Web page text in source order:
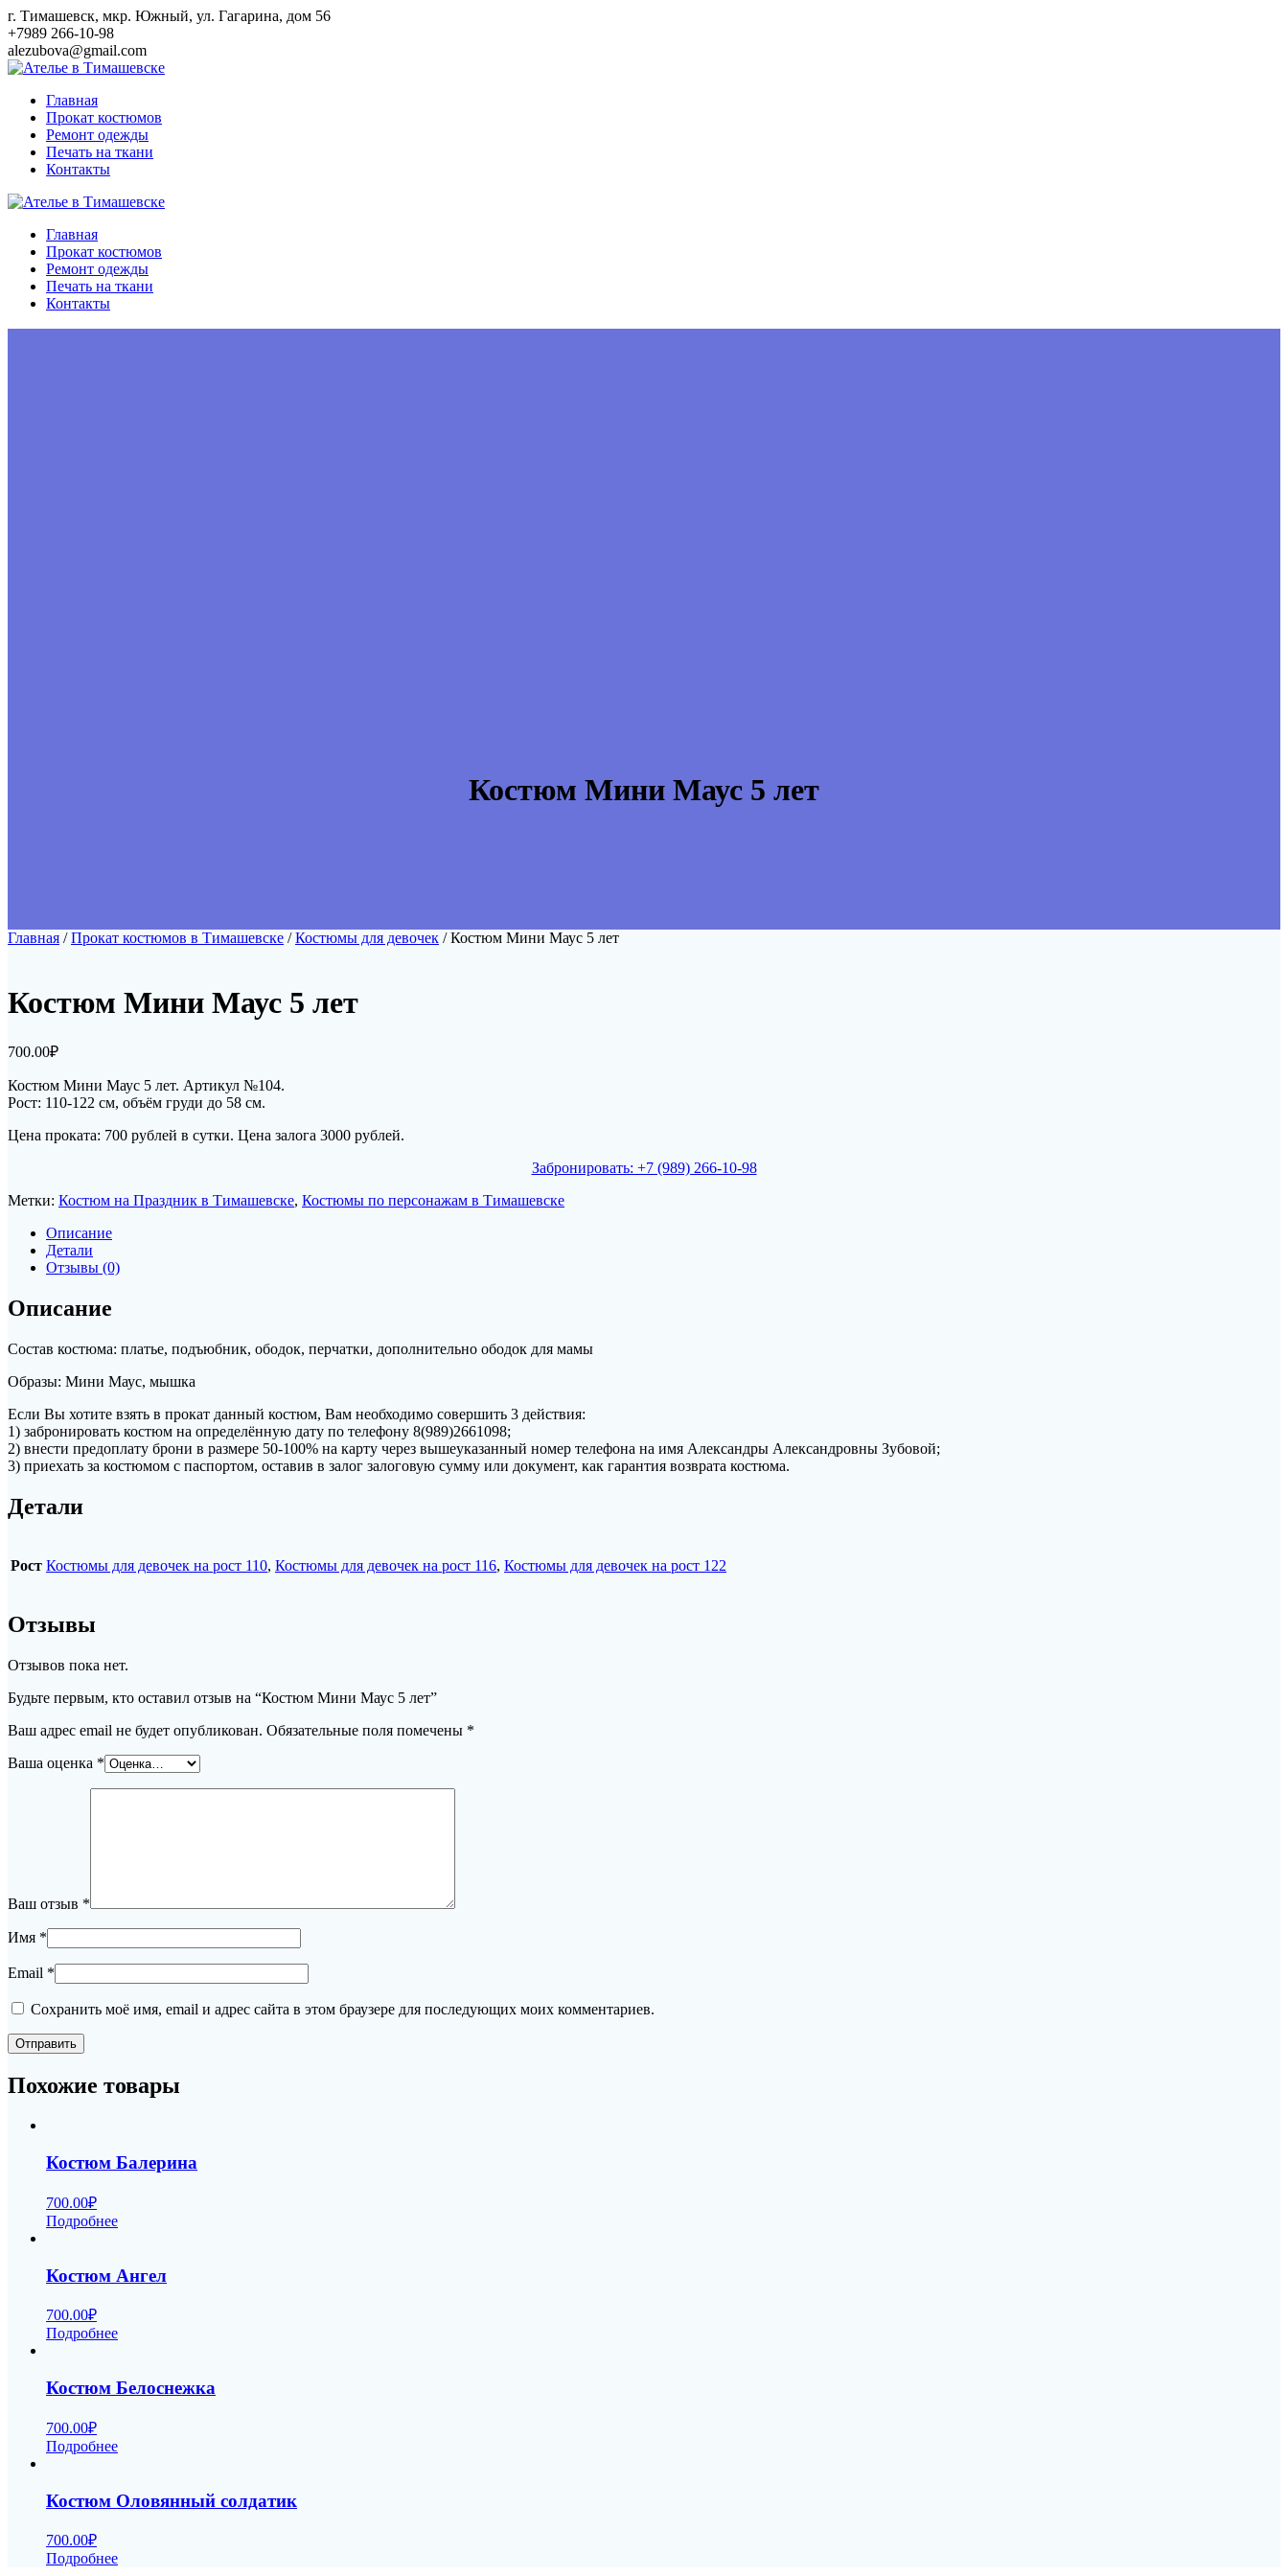
Перейти
к
контенту
г. Тимашевск, мкр. Южный, ул. Гагарина, дом 56
+7989 266-10-98
alezubova@gmail.com
Главная
Прокат костюмов
Ремонт одежды
Печать на ткани
Контакты
Главная
Прокат костюмов
Ремонт одежды
Печать на ткани
Контакты
Костюм Мини Маус 5 лет
Главная /Прокат костюмов в Тимашевске /Костюмы для девочек / Костюм Мини Маус 5 лет
Костюм Мини Маус 5 лет
700.00₽
Костюм Мини Маус 5 лет. Артикул №104.
Рост: 110-122 см, объём груди до 58 см.
Цена проката: 700 рублей в сутки. Цена залога 3000 рублей.
Забронировать: +7 (989) 266-10-98
Метки: Костюм на Праздник в Тимашевске, Костюмы по персонажам в Тимашевске
Описание
Детали
Отзывы (0)
Описание
Состав костюма: платье, подъюбник, ободок, перчатки, дополнительно ободок для мамы
Образы: Мини Маус, мышка
Если Вы хотите взять в прокат данный костюм, Вам необходимо совершить 3 действия:
1) забронировать костюм на определённую дату по телефону 8(989)2661098;
2) внести предоплату брони в размере 50-100% на карту через вышеуказанный номер телефона на имя Александры Александровны Зубовой;
3) приехать за костюмом с паспортом, оставив в залог залоговую сумму или документ, как гарантия возврата костюма.
Детали
Рост Костюмы для девочек на рост 110, Костюмы для девочек на рост 116, Костюмы для девочек на рост 122
Отзывы
Отзывов пока нет.
Будьте первым, кто оставил отзыв на “Костюм Мини Маус 5 лет”
Ваш адрес email не будет опубликован. Обязательные поля помечены *
Ваша оценка *
Ваш отзыв *
Имя *
Email *
Сохранить моё имя, email и адрес сайта в этом браузере для последующих моих комментариев.
Похожие товары
Костюм Балерина
700.00₽
Подробнее
Костюм Ангел
700.00₽
Подробнее
Костюм Белоснежка
700.00₽
Подробнее
Костюм Оловянный солдатик
700.00₽
Подробнее